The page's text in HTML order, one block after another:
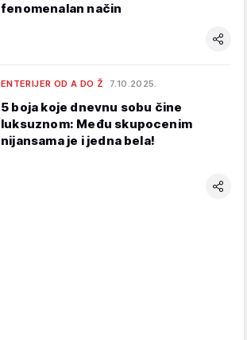
fenomenalan način
ENTERIJER OD A DO Ž 7.10.2025.
5 boja koje dnevnu sobu čine
luksuznom: Među skupocenim
nijansama je i jedna bela!